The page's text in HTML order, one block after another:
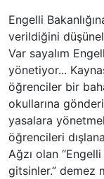
Engelli
verildiğini
Var sayalım
yönetiyor...
öğrenciler bir
okullarına
yasalara
öğrencileri
Ağzı olan
gitsinler.” demez